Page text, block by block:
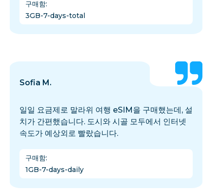
구매함:
3GB-7-days-total
Sofia M.
일일 요금제로 말라위 여행 eSIM을 구매했는데, 설
치가 간편했습니다. 도시와 시골 모두에서 인터넷
속도가 예상외로 빨랐습니다.
구매함:
1GB-7-days-daily